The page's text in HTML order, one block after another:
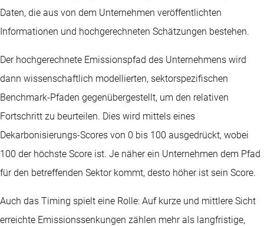
Daten, die aus von dem Unternehmen veröffentlichten
Informationen und hochgerechneten Schätzungen bestehen.
Der hochgerechnete Emissionspfad des Unternehmens wird
dann wissenschaftlich modellierten, sektorspezifischen
Benchmark-Pfaden gegenübergestellt, um den relativen
Fortschritt zu beurteilen. Dies wird mittels eines
Dekarbonisierungs-Scores von 0 bis 100 ausgedrückt, wobei
100 der höchste Score ist. Je näher ein Unternehmen dem Pfad
für den betreffenden Sektor kommt, desto höher ist sein Score.
Auch das Timing spielt eine Rolle: Auf kurze und mittlere Sicht
erreichte Emissionssenkungen zählen mehr als langfristige,